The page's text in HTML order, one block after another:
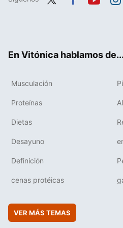
En Vitónica hablamos de...
Musculación
Proteínas
Dietas
Desayuno
Definición
cenas protéicas
VER MÁS TEMAS